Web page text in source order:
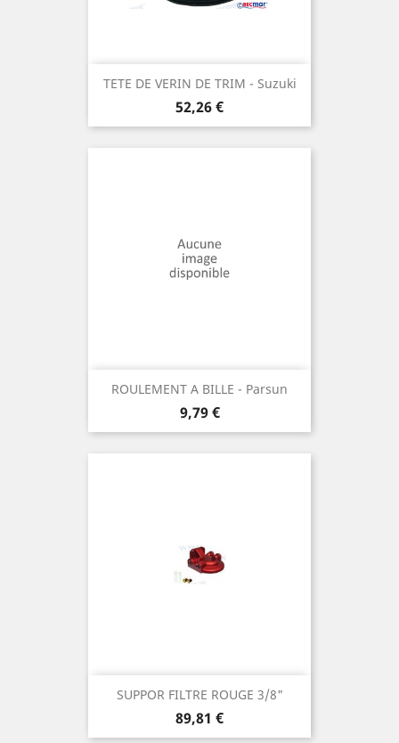
TETE DE VERIN DE TRIM - Suzuki
Prix
52,26 €
ROULEMENT A BILLE - Parsun
Prix
9,79 €
SUPPOR FILTRE ROUGE 3/8"
Prix
89,81 €